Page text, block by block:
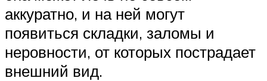
аккуратно, и на ней могут
появиться складки, заломы и
неровности, от которых пострадает
внешний вид.